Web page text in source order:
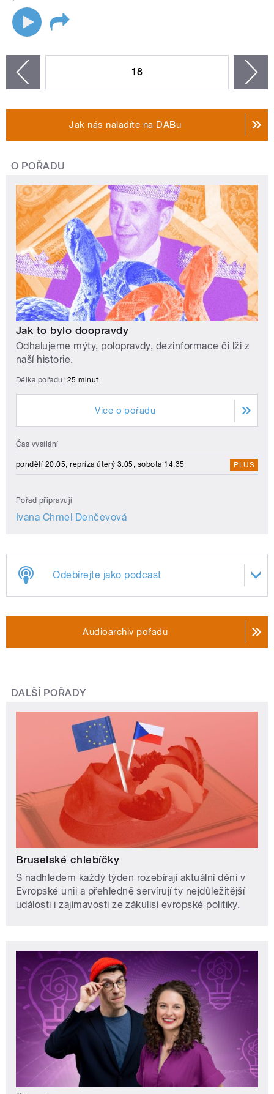
18
Jak nás naladíte na DABu
O POŘADU
Jak to bylo doopravdy
Odhalujeme mýty, polopravdy, dezinformace či lži z
naší historie.
Délka pořadu: 25 minut
Více o pořadu
Čas vysílání
pondělí 20:05; repríza úterý 3:05, sobota 14:35 PLUS
Pořad připravují
Ivana Chmel Denčevová
Odebírejte jako podcast
Audioarchiv pořadu
DALŠÍ POŘADY
Bruselské chlebíčky
S nadhledem každý týden rozebírají aktuální dění v
Evropské unii a přehledně servírují ty nejdůležitější
události i zajímavosti ze zákulisí evropské politiky.